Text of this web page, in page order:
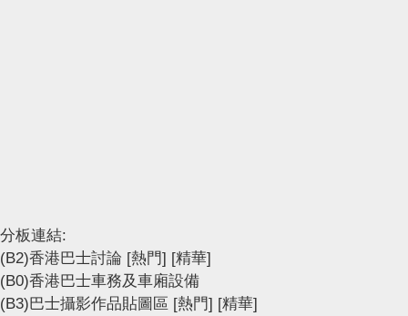
分板連結:
(B2)香港巴士討論 [熱門] [精華]
(B0)香港巴士車務及車廂設備
(B3)巴士攝影作品貼圖區 [熱門] [精華]